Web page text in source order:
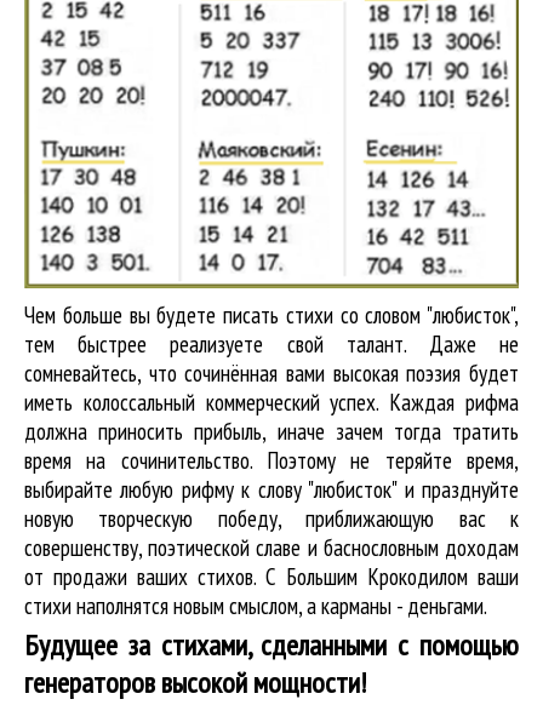
Чем больше вы будете писать стихи со словом "любисток",
тем быстрее реализуете свой талант. Даже не
сомневайтесь, что сочинённая вами высокая поэзия будет
иметь колоссальный коммерческий успех. Каждая рифма
должна приносить прибыль, иначе зачем тогда тратить
время на сочинительство. Поэтому не теряйте время,
выбирайте любую рифму к слову "любисток" и празднуйте
новую творческую победу, приближающую вас к
совершенству, поэтической славе и баснословным доходам
от продажи ваших стихов. С Большим Крокодилом ваши
стихи наполнятся новым смыслом, а карманы - деньгами.
Будущее за стихами, сделанными с помощью
генераторов высокой мощности!